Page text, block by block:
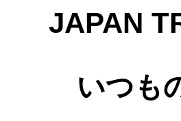
JAPAN
いつも